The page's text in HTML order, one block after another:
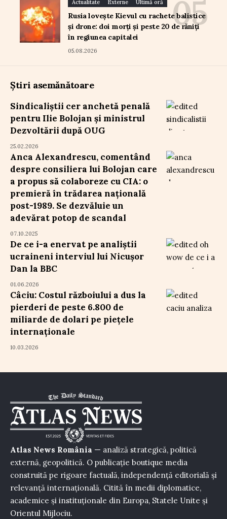
Actualitate Externe Ultimă oră
Rusia lovește Kievul cu rachete balistice
și drone: doi morți și peste 20 de răniți
în regiunea capitalei
05.08.2026
Știri asemănătoare
Sindicaliștii cer anchetă penală
pentru Ilie Bolojan și ministrul
Dezvoltării după OUG
25.02.2026
Anca Alexandrescu, comentând
despre consiliera lui Bolojan care
a propus să colaboreze cu CIA: o
premieră în trădarea națională
post-1989. Se dezvăluie un
adevărat potop de scandal
07.10.2025
De ce i-a enervat pe analiștii
ucraineni interviul lui Nicușor
Dan la BBC
01.06.2026
Câciu: Costul războiului a dus la
pierderi de peste 6.800 de
miliarde de dolari pe piețele
internaționale
10.03.2026
Atlas News România — analiză strategică, politică
externă, geopolitică. O publicație boutique media
construită pe rigoare factuală, independență editorială și
relevanță internațională. Citită în medii diplomatice,
academice și instituționale din Europa, Statele Unite și
Orientul Mijlociu.